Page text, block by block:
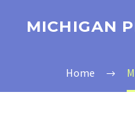
MICHIGAN
Home